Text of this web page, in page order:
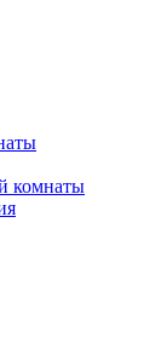
комнаты